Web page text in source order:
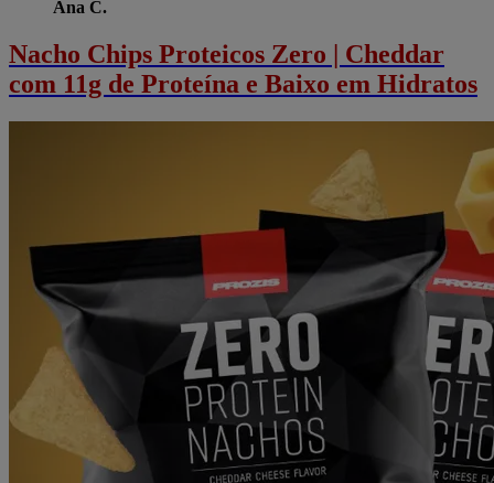
Ana C.
Nacho Chips Proteicos Zero | Cheddar
com 11g de Proteína e Baixo em Hidratos